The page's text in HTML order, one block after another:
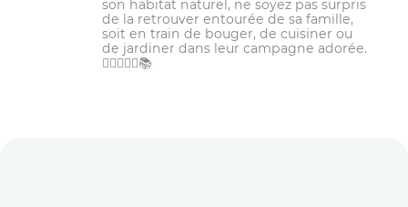
son habitat naturel, ne soyez pas surpris
de la retrouver entourée de sa famille,
soit en train de bouger, de cuisiner ou
de jardiner dans leur campagne adorée.
🏋️‍♀️👩‍🌾🌾📚